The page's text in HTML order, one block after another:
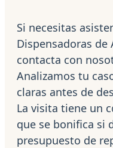
Si necesitas
Dispensadoras de
contacta con
Analizamos tu
claras antes de
La visita tiene un
que se bonifica si
presupuesto de